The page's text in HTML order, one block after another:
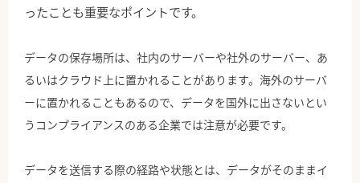
ったことも重要なポイントです。
データの保存場所は、社内のサーバーや社外のサーバー、あ
るいはクラウド上に置かれることがあります。海外のサーバ
ーに置かれることもあるので、データを国外に出さないとい
うコンプライアンスのある企業では注意が必要です。
データを送信する際の経路や状態とは、データがそのままイ